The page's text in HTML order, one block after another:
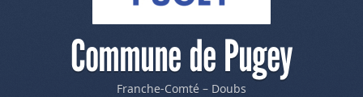
Commune de Pugey
Franche-Comté – Doubs